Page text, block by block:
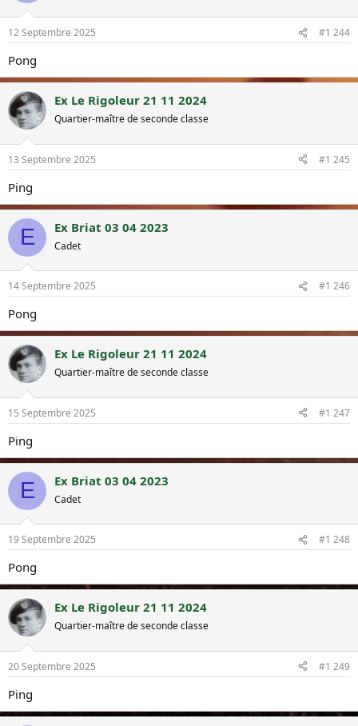
12 Septembre 2025 #1 244
Pong
Ex Le Rigoleur 21 11 2024
Quartier-maître de seconde classe
13 Septembre 2025 #1 245
Ping
E Ex Briat 03 04 2023
Cadet
14 Septembre 2025 #1 246
Pong
Ex Le Rigoleur 21 11 2024
Quartier-maître de seconde classe
15 Septembre 2025 #1 247
Ping
E Ex Briat 03 04 2023
Cadet
19 Septembre 2025 #1 248
Pong
Ex Le Rigoleur 21 11 2024
Quartier-maître de seconde classe
20 Septembre 2025 #1 249
Ping